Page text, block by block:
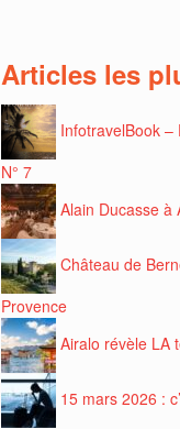
Articles les
InfotravelBook –
N° 7
Alain Ducasse à
Château de
Provence
Airalo révèle LA
15 mars 2026 :